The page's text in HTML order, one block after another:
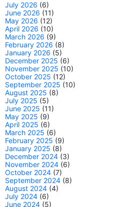
July 2026 (6)
June 2026 (11)
May 2026 (12)
April 2026 (10)
March 2026 (9)
February 2026 (8)
January 2026 (5)
December 2025 (6)
November 2025 (10)
October 2025 (12)
September 2025 (10)
August 2025 (8)
July 2025 (5)
June 2025 (11)
May 2025 (9)
April 2025 (6)
March 2025 (6)
February 2025 (9)
January 2025 (8)
December 2024 (3)
November 2024 (6)
October 2024 (7)
September 2024 (8)
August 2024 (4)
July 2024 (6)
June 2024 (5)